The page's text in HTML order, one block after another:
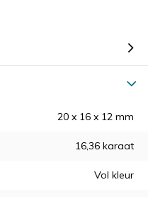
20 x 16 x 12 mm
16,36 karaat
Vol kleur